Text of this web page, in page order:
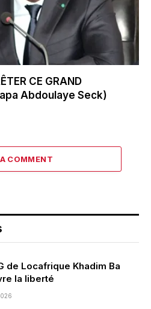
CE GRAND
Abdoulaye Seck)
COMMENT
de Locafrique Khadim Ba
la liberté